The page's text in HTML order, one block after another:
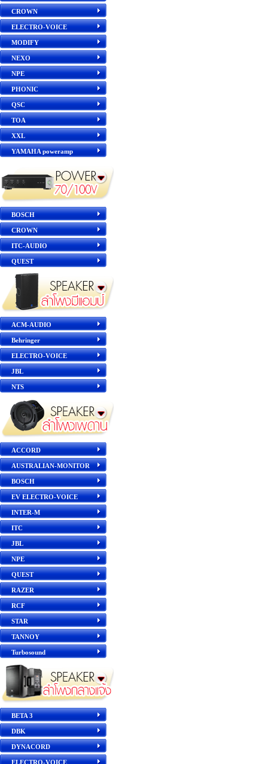
CROWN
ELECTRO-VOICE
MODIFY
NEXO
NPE
PHONIC
QSC
TOA
XXL
YAMAHA poweramp
BOSCH
CROWN
ITC-AUDIO
QUEST
ACM-AUDIO
Behringer
ELECTRO-VOICE
JBL
NTS
ACCORD
AUSTRALIAN-MONITOR
BOSCH
EV ELECTRO-VOICE
INTER-M
ITC
JBL
NPE
QUEST
RAZER
RCF
STAR
TANNOY
Turbosound
BETA 3
DBK
DYNACORD
ELECTRO-VOICE